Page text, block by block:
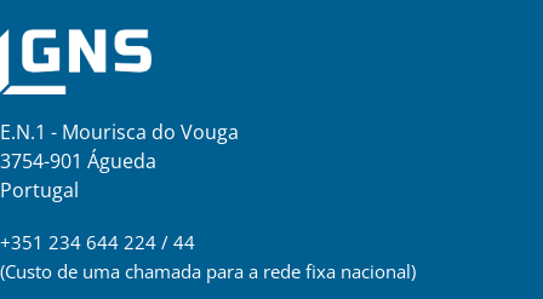
E.N.1 - Mourisca do Vouga
3754-901 Águeda
Portugal
+351 234 644 224 / 44
(Custo de uma chamada para a rede fixa nacional)